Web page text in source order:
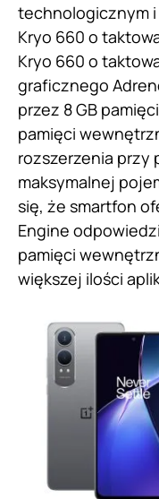
technologicznym i
Kryo 660 o
Kryo 660 o
graficznego
przez 8 GB
pamięci
rozszerzenia przy
maksymalnej
się, że smartfon
Engine
pamięci
większej ilości